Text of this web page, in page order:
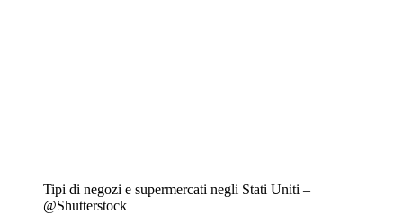
Tipi di negozi e supermercati negli Stati Uniti –
@Shutterstock